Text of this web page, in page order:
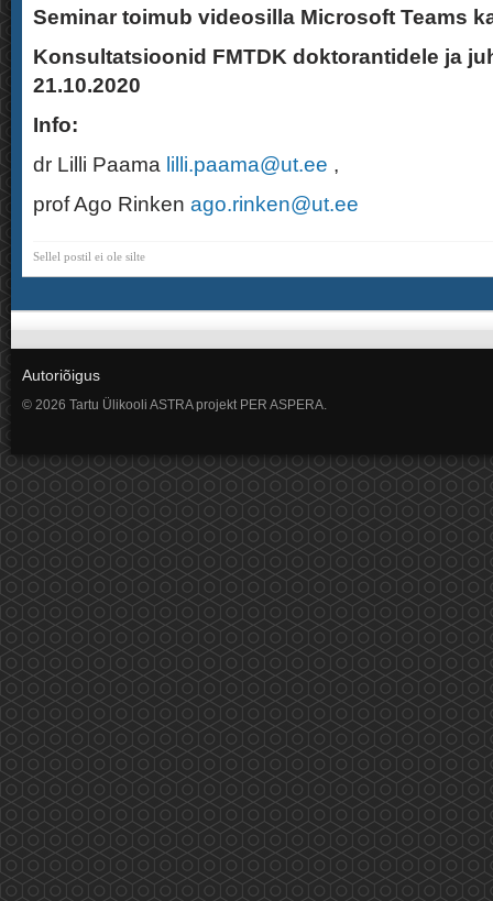
Seminar toimub videosilla Microsoft Teams
Konsultatsioonid FMTDK doktorantidele ja
21.10.2020
Info:
dr Lilli Paama lilli.paama@ut.ee ,
prof Ago Rinken ago.rinken@ut.ee
Sellel postil ei ole silte
Autoriõigus
© 2026 Tartu Ülikooli ASTRA projekt PER ASPERA.